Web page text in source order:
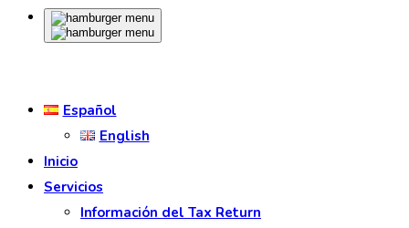
Español
English
Inicio
Servicios
Información del Tax Return